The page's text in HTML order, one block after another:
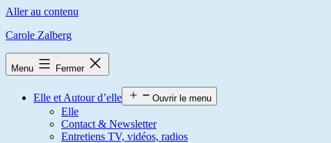
Aller au contenu
Carole Zalberg
Menu Fermer
Elle et Autour d’elle Ouvrir le menu
Elle
Contact & Newsletter
Entretiens TV, vidéos, radios